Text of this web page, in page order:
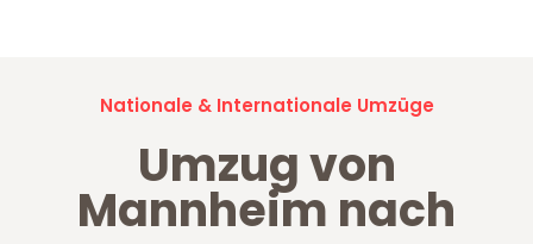
Nationale & Internationale Umzüge
Umzug von
Mannheim nach